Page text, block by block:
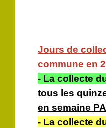
Jours de
commune en
- La collecte
tous les
en semaine
- La collecte